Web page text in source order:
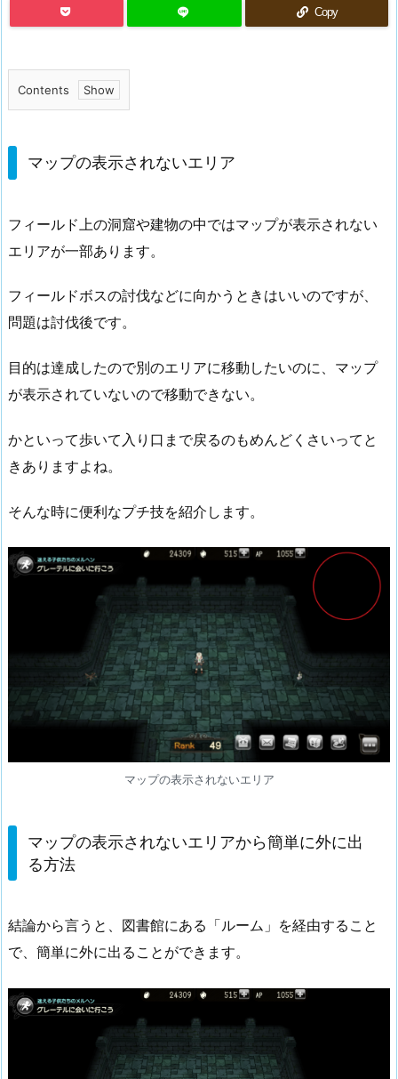
Copy
Contents
1.
ッ
表
示
れ
な
エ
リ
2.
マ
プ
表
示
リ
か
に
出
る
法
マップの表示されないエリア
フィールド上の洞窟や建物の中ではマップが表示されない
エリアが一部あります。
フィールドボスの討伐などに向かうときはいいのですが、
問題は討伐後です。
目的は達成したので別のエリアに移動したいのに、マップ
が表示されていないので移動できない。
かといって歩いて入り口まで戻るのもめんどくさいってと
きありますよね。
そんな時に便利なプチ技を紹介します。
マップの表示されないエリア
マップの表示されないエリアから簡単に外に出
る方法
結論から言うと、図書館にある「ルーム」を経由すること
で、簡単に外に出ることができます。